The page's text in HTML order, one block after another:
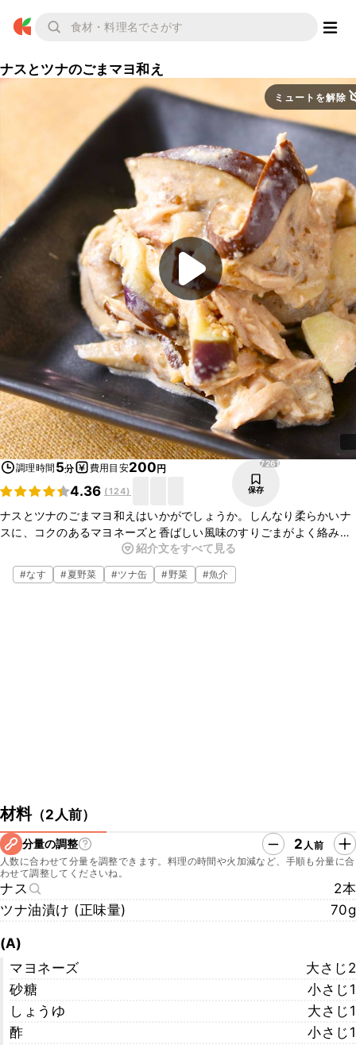
ナスとツナのごまマヨ和え
ミュートを解除
調理時間 5分 費用目安200円
4.36 (124)
7261
保存
ナスとツナのごまマヨ和えはいかがでしょうか。しんなり柔らかいナ
スに、コクのあるマヨネーズと香ばしい風味のすりごまがよく絡み、
とてもおいしいですよ。電子レンジで簡単に作れるので、あともう一
品ほしいときにもおすすめです。ぜひお試しくださいね。
紹介文をすべて見る
#なす #夏野菜 #ツナ缶 #野菜 #魚介
材料（2人前）
分量の調整 2 人前
人数に合わせて分量を調整できます。料理の時間や火加減など、手順も分量に合
わせて調整してくださいね。
ナス
2本
ツナ油漬け (正味量)
70g
(A)
マヨネーズ
大さじ2
砂糖
小さじ1
しょうゆ
大さじ1
酢
小さじ1